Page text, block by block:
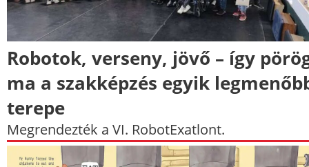
Robotok, verseny, jövő – így
ma a szakképzés egyik
terepe
Megrendezték a VI. RobotExatlont.